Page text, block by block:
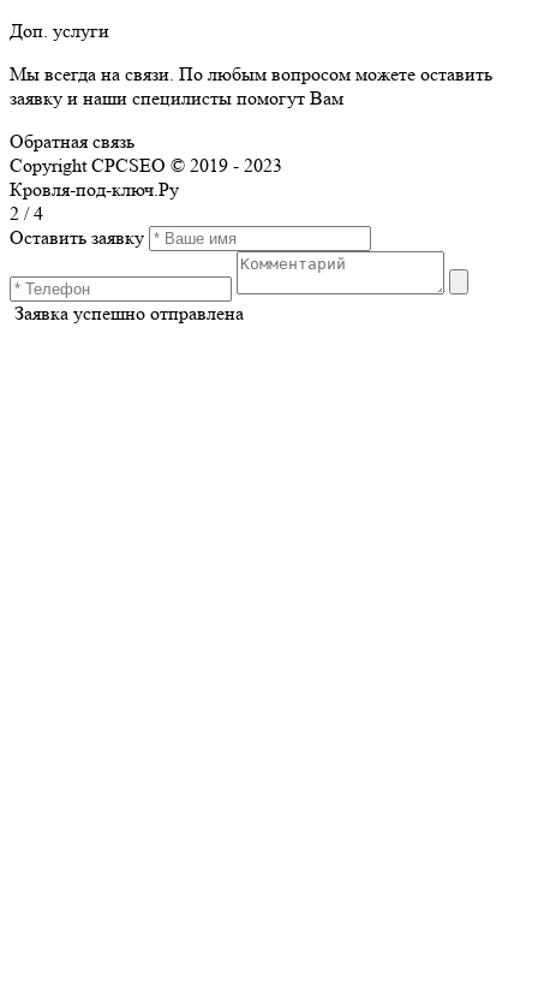
Доп. услуги
Мы всегда на связи. По любым вопросом можете оставить
заявку и наши специлисты помогут Вам
Обратная связь
Copyright CPCSEO © 2019 - 2023
Кровля-под-ключ.Ру
2 /4
Оставить заявку
Заявка успешно отправлена